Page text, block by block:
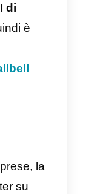
perché,
gli utenti
e in
transazioni